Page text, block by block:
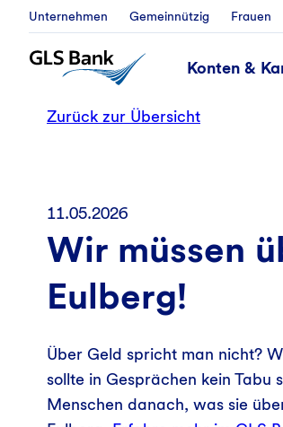
Unternehmen Gemeinnützig Frauen
Konten &
Zurück zur Übersicht
11.05.2026
Wir müssen
Eulberg!
Über Geld spricht man nicht?
sollte in Gesprächen kein
Menschen danach, was sie